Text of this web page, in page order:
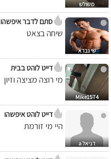
משולש
שי גברא
סתם לדבר איפשהו
שיחה בצאט
Mike1574
דייט לוהט בבית
מי רוצה מציצה וזיון
דניאל a
דייט לוהט איפשהו
היי מי זורמת